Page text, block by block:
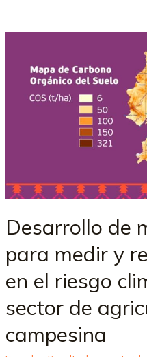
Desarrollo de
para medir y
en el riesgo
sector de
campesina